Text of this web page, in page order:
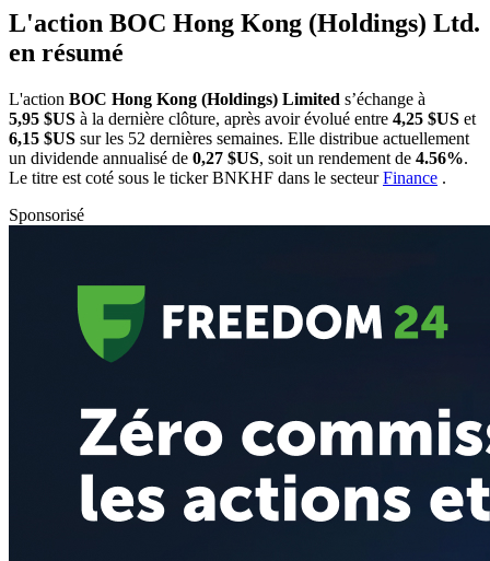
L'action BOC Hong Kong (Holdings) Ltd.
en résumé
L'action BOC Hong Kong (Holdings) Limited s’échange à
5,95 $US à la dernière clôture, après avoir évolué entre 4,25 $US et
6,15 $US sur les 52 dernières semaines. Elle distribue actuellement
un dividende annualisé de 0,27 $US, soit un rendement de 4.56%.
Le titre est coté sous le tickerBNKHF dans le secteurFinance .
Sponsorisé